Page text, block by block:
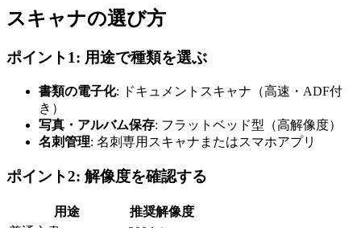
スキャナの選び方
ポイント1: 用途で種類を選ぶ
書類の電子化: ドキュメントスキャナ（高速・ADF付
き）
写真・アルバム保存: フラットベッド型（高解像度）
名刺管理: 名刺専用スキャナまたはスマホアプリ
ポイント2: 解像度を確認する
用途
推奨解像度